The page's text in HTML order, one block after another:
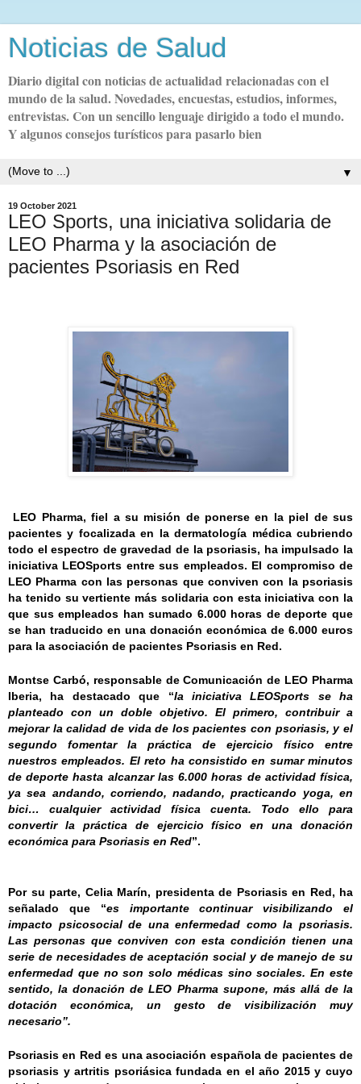
Noticias de Salud
Diario digital con noticias de actualidad relacionadas con el
mundo de la salud. Novedades, encuestas, estudios, informes,
entrevistas. Con un sencillo lenguaje dirigido a todo el mundo.
Y algunos consejos turísticos para pasarlo bien
▼
19 October 2021
LEO Sports, una iniciativa solidaria de
LEO Pharma y la asociación de
pacientes Psoriasis en Red
LEO Pharma, fiel a su misión de ponerse en la piel de sus
pacientes y focalizada en ladermatología médica cubriendo
todo el espectro de gravedad de la psoriasis, ha impulsado la
iniciativa LEOSports entre sus empleados. El compromiso de
LEO Pharma con las personas que conviven con la psoriasis
ha tenido su vertiente más solidaria con esta iniciativa con la
que sus empleados han sumado 6.000 horas de deporte que
se han traducido en una donación económica de 6.000 euros
para la asociación de pacientes Psoriasis en Red.
Montse Carbó, responsable de Comunicaciónde LEO Pharma
Iberia, ha destacado que “la iniciativa LEOSports se ha
planteado con un doble objetivo. El primero, contribuir a
mejorar la calidad de vida de los pacientes con psoriasis, y el
segundo fomentar la práctica de ejercicio físico entre
nuestros empleados. El reto ha consistido en sumar minutos
de deporte hasta alcanzar las 6.000 horas de actividad física,
ya sea andando, corriendo, nadando, practicando yoga, en
bici… cualquier actividad física cuenta. Todo ello para
convertir la práctica de ejercicio físico en una donación
económica para Psoriasis en Red”.
Por su parte, Celia Marín, presidenta de Psoriasis en Red, ha
señalado que “es importante continuar visibilizando el
impacto psicosocial de una enfermedad como la psoriasis.
Las personas que conviven con esta condición tienen una
serie de necesidades de aceptación social y de manejo de su
enfermedad que no son solo médicas sino sociales. En este
sentido, la donación de LEO Pharma supone, más allá de la
dotación económica, un gesto de visibilización muy
necesario”.
Psoriasis en Red es una asociación española de pacientes de
psoriasis y artritis psoriásica fundada en el año 2015 y cuyo